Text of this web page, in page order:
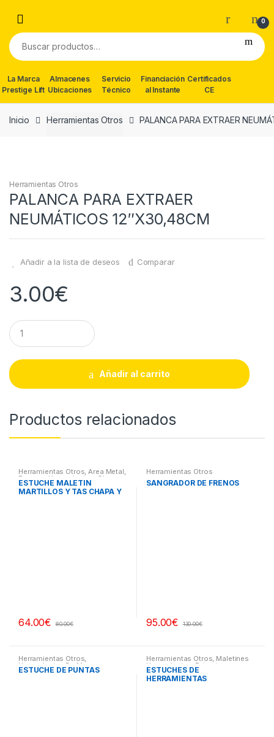
navigation
content
0
Buscar
por:
La Marca
Prestige Lift
Almacenes
Ubicaciones
Servicio
Técnico
Financiación
al Instante
Certificados
CE
Inicio Herramientas Otros PALANCA PARA EXTRAER
Herramientas Otros
PALANCA PARA EXTRAER
NEUMÁTICOS 12″X30,48CM
Añadir a la lista de deseos Comparar
3.00€
Q
u
a
t
i
Añadir al carrito
Productos relacionados
Herramientas Otros,Area Metal,
Roscas, Herramientas Chapa y
Pintura,Maletines Herramientas,
Extractores, Compresímetros,
ESTUCHE MALETIN
MARTILLOS Y TAS CHAPA Y
64.00€ 80.00€
Herramientas Otros
SANGRADOR DE FRENOS
95.00€ 130.00€
Herramientas Otros,
Herramientas De Mano ,
Herramientas De Mano,
ESTUCHE DE PUNTAS
Herramientas Otros, Maletines
Herramientas, Extractores,
Compresímetros, otros
ESTUCHES DE
HERRAMIENTAS